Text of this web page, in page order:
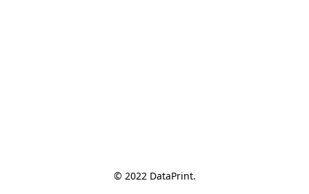
© 2022 DataPrint.